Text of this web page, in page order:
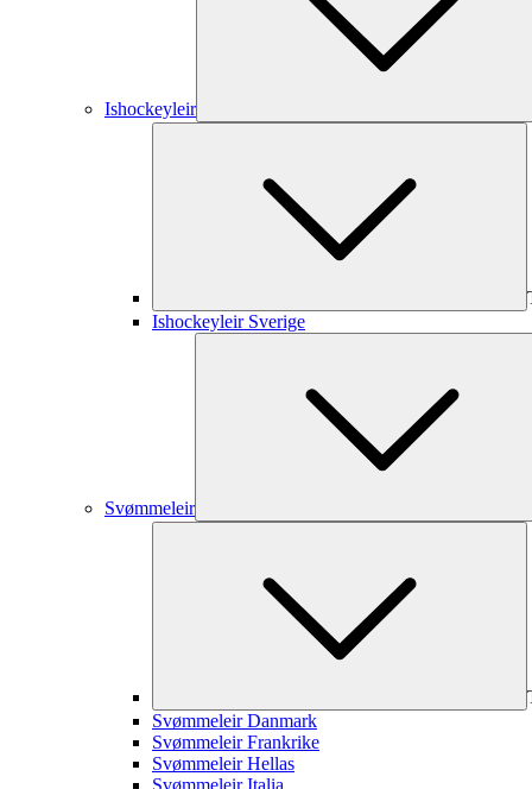
Ishockeyleir
Ishockeyleir Sverige
Svømmeleir
Svømmeleir Danmark
Svømmeleir Frankrike
Svømmeleir Hellas
Svømmeleir Italia